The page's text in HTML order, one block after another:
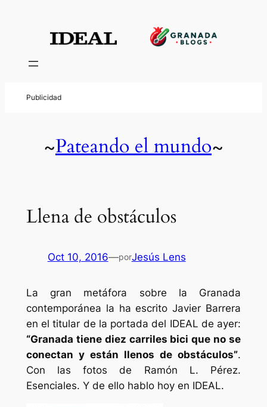
~Pateando el mundo~
Llena de obstáculos
Oct 10, 2016—porJesús Lens
La gran metáfora sobre la Granada
contemporánea la ha escrito Javier Barrera
en el titular de la portada del IDEAL de ayer:
“Granada tiene diez carriles bici que no se
conectan y están llenos de obstáculos”.
Con las fotos de Ramón L. Pérez.
Esenciales. Y de ello hablo hoy en IDEAL.